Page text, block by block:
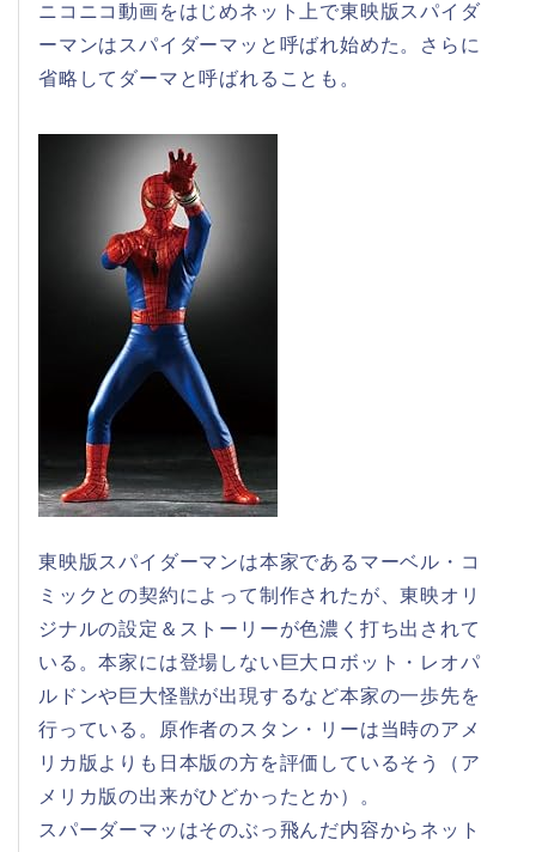
ニコニコ動画をはじめネット上で東映版スパイダ
ーマンはスパイダーマッと呼ばれ始めた。さらに
省略してダーマと呼ばれることも。
東映版スパイダーマンは本家であるマーベル・コ
ミックとの契約によって制作されたが、東映オリ
ジナルの設定＆ストーリーが色濃く打ち出されて
いる。本家には登場しない巨大ロボット・レオパ
ルドンや巨大怪獣が出現するなど本家の一歩先を
行っている。原作者のスタン・リーは当時のアメ
リカ版よりも日本版の方を評価しているそう（ア
メリカ版の出来がひどかったとか）。
スパーダーマッはそのぶっ飛んだ内容からネット